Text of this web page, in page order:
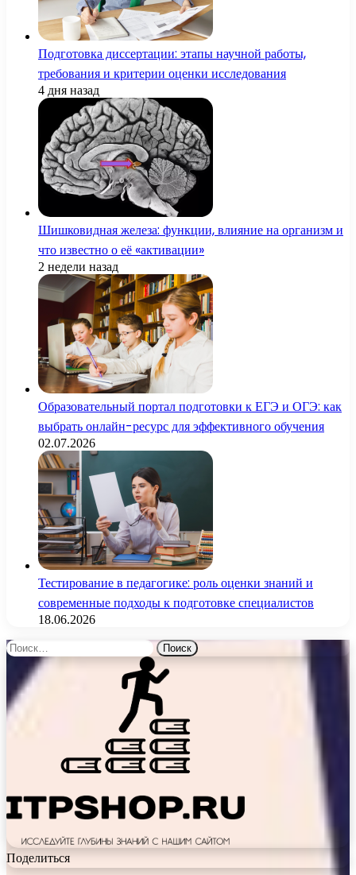
Подготовка диссертации: этапы научной работы,
требования и критерии оценки исследования
4 дня назад
Шишковидная железа: функции, влияние на организм и
что известно о её «активации»
2 недели назад
Образовательный портал подготовки к ЕГЭ и ОГЭ: как
выбрать онлайн-ресурс для эффективного обучения
02.07.2026
Тестирование в педагогике: роль оценки знаний и
современные подходы к подготовке специалистов
18.06.2026
Найти:
Поделиться